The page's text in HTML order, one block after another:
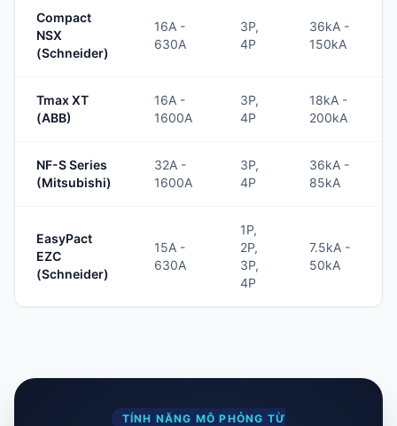
Compact
NSX
(Schneider)
16A -
630A
3P,
4P
36kA -
150kA
Tmax XT
(ABB)
16A -
1600A
3P,
4P
18kA -
200kA
NF-S Series
(Mitsubishi)
32A -
1600A
3P,
4P
36kA -
85kA
EasyPact
EZC
(Schneider)
15A -
630A
1P,
2P,
3P,
4P
7.5kA -
50kA
TÍNH NĂNG MÔ PHỎNG TỪ